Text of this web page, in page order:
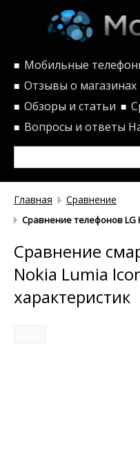
■ Мобильные
■ Отзывы о магазинах
■ Обзоры и статьи ■
■ Вопросы и ответы
Главная Сравнение
Сравнение телефонов LG
Сравнение
Nokia Lumia
характеристик